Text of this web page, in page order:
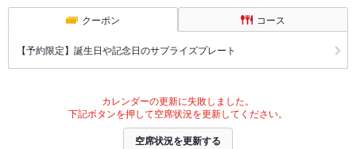
クーポン コース
【予約限定】誕生日や記念日のサプライズプレート
カレンダーの更新に失敗しました。
下記ボタンを押して空席状況を更新してください。
空席状況を更新する